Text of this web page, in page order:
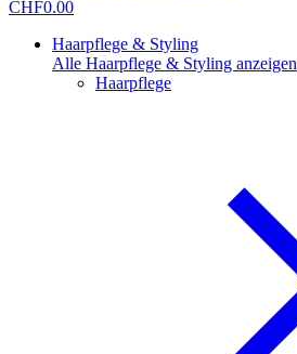
CHF0.00
Haarpflege & Styling
Alle Haarpflege & Styling anzeigen
Haarpflege